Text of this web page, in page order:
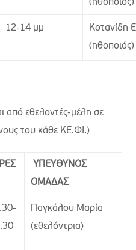
(ηθοποιός)
12-14 μμ
Κοτανίδη
(ηθοποιός)
από εθελοντές-μέλη σε
του κάθε ΚΕ.ΦΙ.)
ΥΠΕΥΘΥΝΟΣ
ΟΜΑΔΑΣ
Παγκάλου Μαρία
(εθελόντρια)